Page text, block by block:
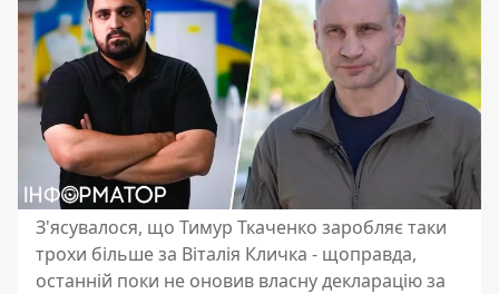
З'ясувалося, що Тимур Ткаченко заробляє таки
трохи більше за Віталія Кличка - щоправда,
останній поки не оновив власну декларацію за